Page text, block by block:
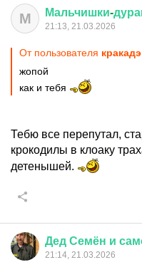
М Мальчишки-
21:13, 21.03.2026
От пользователя кракадэ
жопой
как и тебя
Тебю все перепутал,
крокодилы в клоаку
детенышей.
Дед Семён и
21:14, 21.03.2026